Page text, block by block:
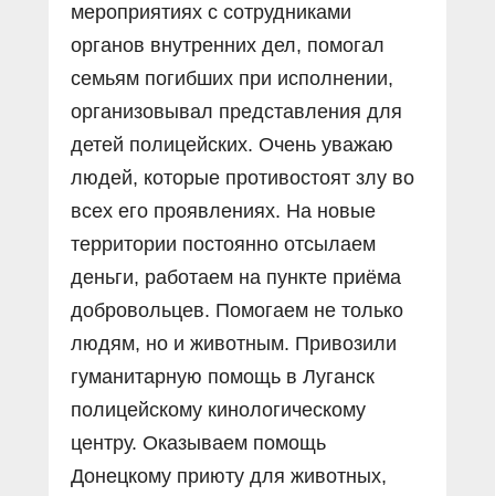
мероприятиях с сотрудниками
органов внутренних дел, помогал
семьям погибших при исполнении,
организовывал представления для
детей полицейских. Очень уважаю
людей, которые противостоят злу во
всех его проявлениях. На новые
территории постоянно отсылаем
деньги, работаем на пункте приёма
добровольцев. Помогаем не только
людям, но и животным. Привозили
гуманитарную помощь в Луганск
полицейскому кинологическому
центру. Оказываем помощь
Донецкому приюту для животных,